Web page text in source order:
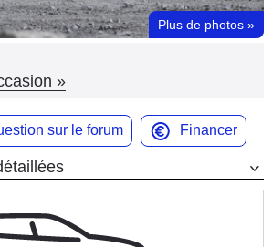
Plus de photos »
»
sur le forum Financer